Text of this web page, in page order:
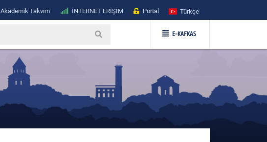
Akademik Takvim İNTERNET ERİŞİM Portal Türkçe
E-KAFKAS